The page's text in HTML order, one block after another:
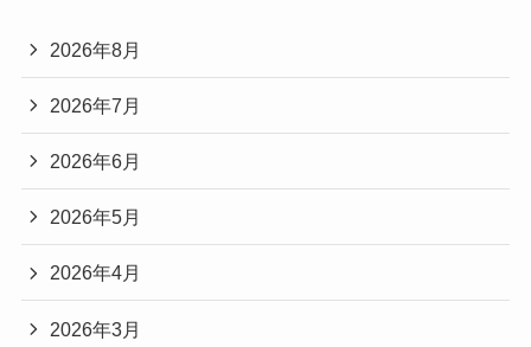
2026年8月
2026年7月
2026年6月
2026年5月
2026年4月
2026年3月